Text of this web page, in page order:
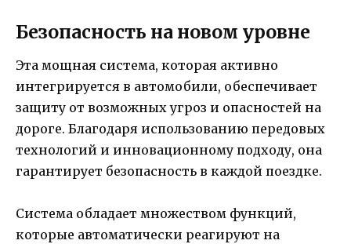
Безопасность на новом уровне
Эта мощная система, которая активно
интегрируется в автомобили, обеспечивает
защиту от возможных угроз и опасностей на
дороге. Благодаря использованию передовых
технологий и инновационному подходу, она
гарантирует безопасность в каждой поездке.
Система обладает множеством функций,
которые автоматически реагируют на